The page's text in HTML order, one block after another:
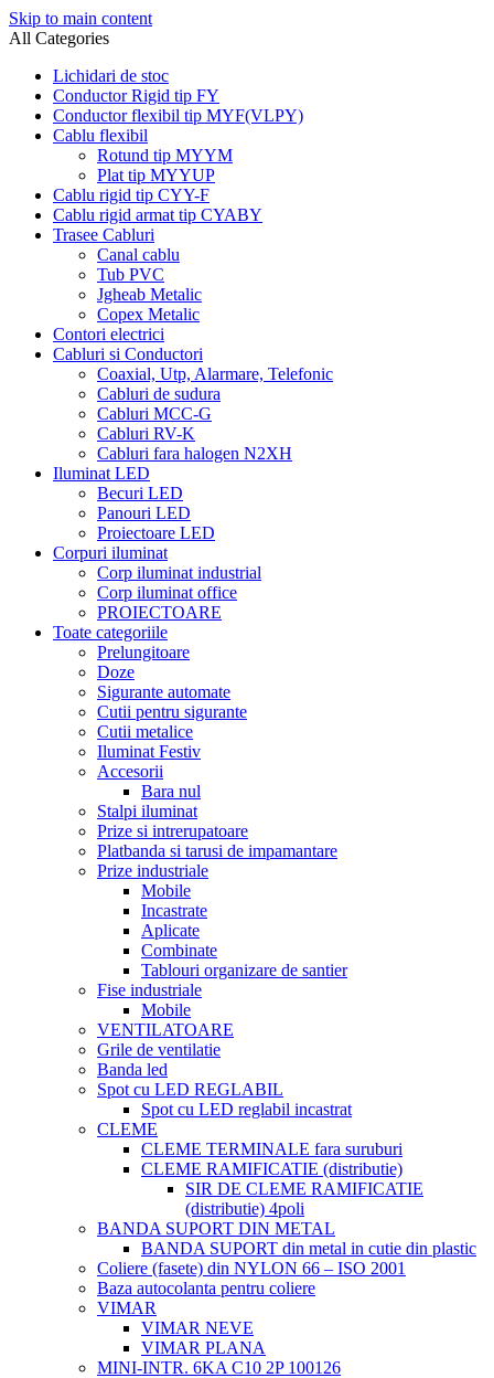
Skip to main content
All Categories
Lichidari de stoc
Conductor Rigid tip FY
Conductor flexibil tip MYF(VLPY)
Cablu flexibil
Rotund tip MYYM
Plat tip MYYUP
Cablu rigid tip CYY-F
Cablu rigid armat tip CYABY
Trasee Cabluri
Canal cablu
Tub PVC
Jgheab Metalic
Copex Metalic
Contori electrici
Cabluri si Conductori
Coaxial, Utp, Alarmare, Telefonic
Cabluri de sudura
Cabluri MCC-G
Cabluri RV-K
Cabluri fara halogen N2XH
Iluminat LED
Becuri LED
Panouri LED
Proiectoare LED
Corpuri iluminat
Corp iluminat industrial
Corp iluminat office
PROIECTOARE
Toate categoriile
Prelungitoare
Doze
Sigurante automate
Cutii pentru sigurante
Cutii metalice
Iluminat Festiv
Accesorii
Bara nul
Stalpi iluminat
Prize si intrerupatoare
Platbanda si tarusi de impamantare
Prize industriale
Mobile
Incastrate
Aplicate
Combinate
Tablouri organizare de santier
Fise industriale
Mobile
VENTILATOARE
Grile de ventilatie
Banda led
Spot cu LED REGLABIL
Spot cu LED reglabil incastrat
CLEME
CLEME TERMINALE fara suruburi
CLEME RAMIFICATIE (distributie)
SIR DE CLEME RAMIFICATIE
(distributie) 4poli
BANDA SUPORT DIN METAL
BANDA SUPORT din metal in cutie din plastic
Coliere (fasete) din NYLON 66 – ISO 2001
Baza autocolanta pentru coliere
VIMAR
VIMAR NEVE
VIMAR PLANA
MINI-INTR. 6KA C10 2P 100126